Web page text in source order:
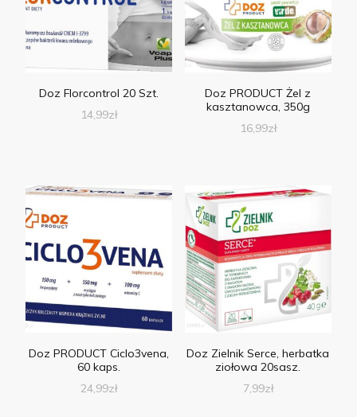
Doz Florcontrol 20 Szt.
14,99zł
Doz PRODUCT Żel z
kasztanowca, 350g
16,99zł
Doz PRODUCT Ciclo3vena,
60 kaps.
24,99zł
Doz Zielnik Serce, herbatka
ziołowa 20sasz.
7,99zł